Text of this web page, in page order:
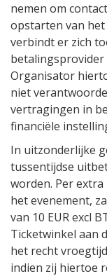
nemen om
opstarten van
verbindt er zich
betalingsprovider
Organisator
niet
vertragingen in
financiële
In uitzonderlijke
tussentijdse
worden. Per
het evenement,
van 10 EUR excl
Ticketwinkel aan
het recht
indien zij hiertoe